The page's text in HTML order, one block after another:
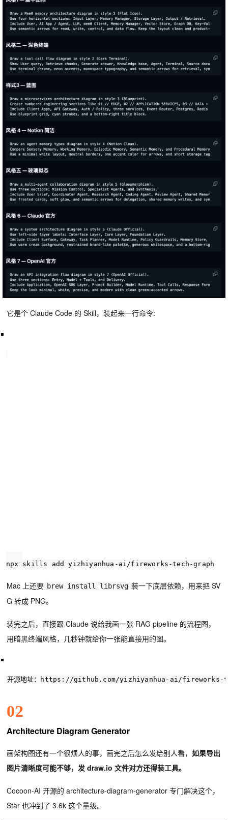
它是个 Claude Code 的 Skill，装起来一行命令:
npx skills add yizhiyanhua-ai/fireworks-tech-graph
Mac 上还要 brew install librsvg 装一下底层依赖，用来把 SV
G 转成 PNG。
装完之后，直接跟 Claude 说给我画一张 RAG pipeline 的流程图，
用暗黑终端风格，几秒钟就给你一张能直接用的图。
开源地址： https : //github.com/yizhiyanhua-ai/fireworks-
02
Architecture Diagram Generator
画架构图还有一个很烦人的事，画完之后怎么发给别人看， 如果导出
图片清晰度可能不够，发 draw.io 文件对方还得装工具。
Cocoon-AI 开源的 architecture-diagram-generator 专门解决这个，
Star 也冲到了 3.6k 这个量级。